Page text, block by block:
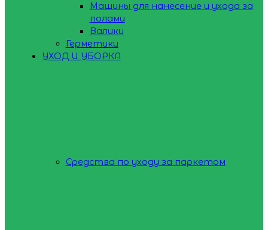
Машины для нанесение и ухода за
полами
Валики
Герметики
УХОД И УБОРКА
Средства по уходу за паркетом